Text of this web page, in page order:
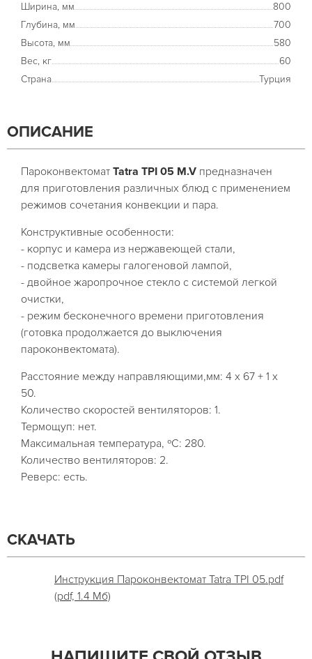
Ширина, мм
800
Глубина, мм
700
Высота, мм
580
Вес, кг
60
Страна
Турция
ОПИСАНИЕ
Пароконвектомат Tatra TPI 05 M.V предназначен
для приготовления различных блюд с применением
режимов сочетания конвекции и пара.
Конструктивные особенности:
- корпус и камера из нержавеющей стали,
- подсветка камеры галогеновой лампой,
- двойное жаропрочное стекло с системой легкой
очистки,
- режим бесконечного времени приготовления
(готовка продолжается до выключения
пароконвектомата).
Расстояние между направляющими,мм: 4 х 67 + 1 х
50.
Количество скоростей вентиляторов: 1.
Термощуп: нет.
Максимальная температура, ºС: 280.
Количество вентиляторов: 2.
Реверс: есть.
СКАЧАТЬ
Инструкция Пароконвектомат Tatra TPI 05.pdf
(pdf, 1.4 Мб)